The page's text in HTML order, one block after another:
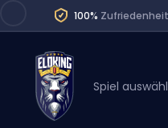
100%
Spiel